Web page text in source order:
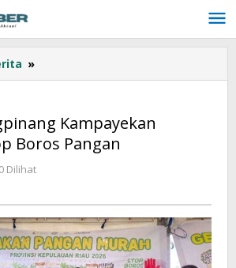
»
Tanjungpinang
Stop
Boros
Kampayekan
Boros Pangan
Dilihat